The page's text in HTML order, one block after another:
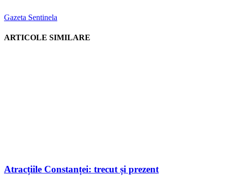
Gazeta Sentinela
ARTICOLE SIMILARE
Atracțiile Constanței: trecut și prezent